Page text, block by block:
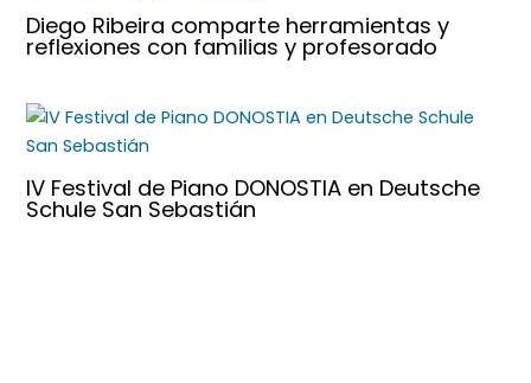
Diego Ribeira comparte herramientas y
reflexiones con familias y profesorado
IV Festival de Piano DONOSTIA en Deutsche
Schule San Sebastián